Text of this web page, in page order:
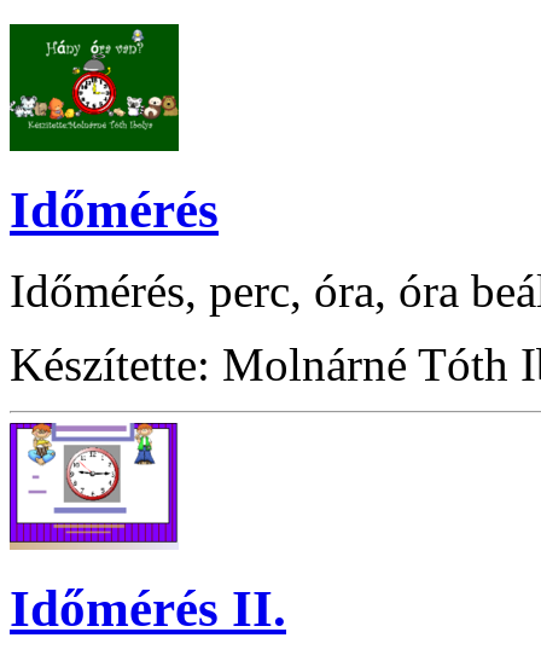
Időmérés
Időmérés, perc, óra, óra
Készítette: Molnárné Tóth
Időmérés II.